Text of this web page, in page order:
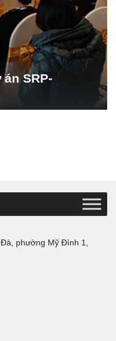
SRP-
phường Mỹ Đình 1,